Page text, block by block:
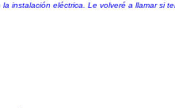
instalación eléctrica. Le volveré a llamar si